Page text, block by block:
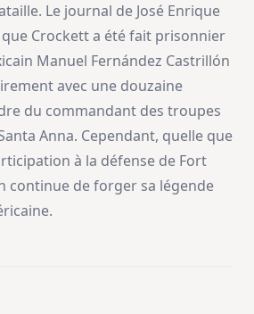
Le journal de José Enrique
Crockett a été fait prisonnier
Manuel Fernández Castrillón
avec une douzaine
du commandant des troupes
Anna. Cependant, quelle que
à la défense de Fort
continue de forger sa légende